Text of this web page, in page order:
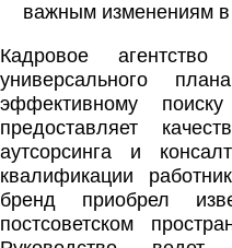
важным изменениям в
Кадровое
универсального
эффективному
предоставляет
аутсорсинга и
квалификации
бренд приобрел
постсоветском